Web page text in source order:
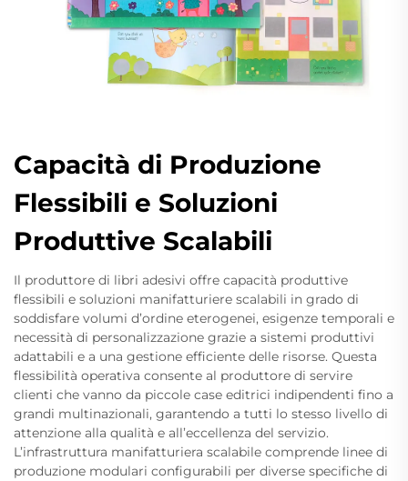
Capacità di Produzione
Flessibili e Soluzioni
Produttive Scalabili
Il produttore di libri adesivi offre capacità produttive
flessibili e soluzioni manifatturiere scalabili in grado di
soddisfare volumi d’ordine eterogenei, esigenze temporali e
necessità di personalizzazione grazie a sistemi produttivi
adattabili e a una gestione efficiente delle risorse. Questa
flessibilità operativa consente al produttore di servire
clienti che vanno da piccole case editrici indipendenti fino a
grandi multinazionali, garantendo a tutti lo stesso livello di
attenzione alla qualità e all’eccellenza del servizio.
L’infrastruttura manifatturiera scalabile comprende linee di
produzione modulari configurabili per diverse specifiche di